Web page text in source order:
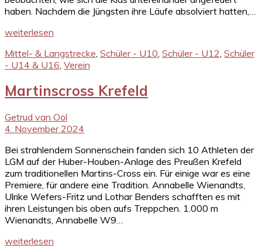
haben. Nachdem die Jüngsten ihre Läufe absolviert hatten,…
weiterlesen
Mittel- & Langstrecke Schüler - U10 Schüler - U12 Schüler
- U14 & U16 Verein
Martinscross Krefeld
Getrud van Ool
4. November 2024
Bei strahlendem Sonnenschein fanden sich 10 Athleten der
LGM auf der Huber-Houben-Anlage des Preußen Krefeld
zum traditionellen Martins-Cross ein. Für einige war es eine
Premiere, für andere eine Tradition. Annabelle Wienandts,
Ulrike Wefers-Fritz und Lothar Benders schafften es mit
ihren Leistungen bis oben aufs Treppchen. 1.000 m
Wienandts, Annabelle W9…
weiterlesen